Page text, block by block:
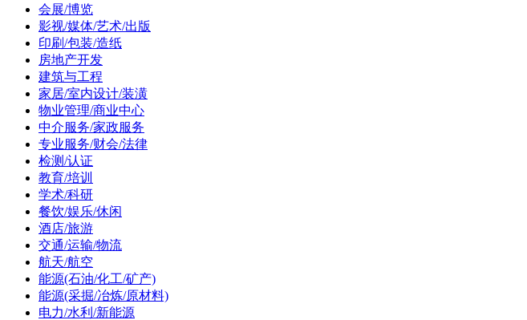
会展/博览
影视/媒体/艺术/出版
印刷/包装/造纸
房地产开发
建筑与工程
家居/室内设计/装潢
物业管理/商业中心
中介服务/家政服务
专业服务/财会/法律
检测/认证
教育/培训
学术/科研
餐饮/娱乐/休闲
酒店/旅游
交通/运输/物流
航天/航空
能源(石油/化工/矿产)
能源(采掘/冶炼/原材料)
电力/水利/新能源